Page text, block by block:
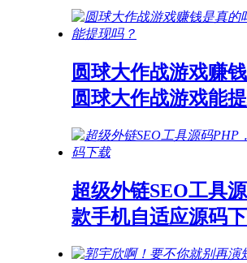
圆球大作战游戏赚
圆球大作战游戏能
超级外链SEO工具
款手机自适应源码